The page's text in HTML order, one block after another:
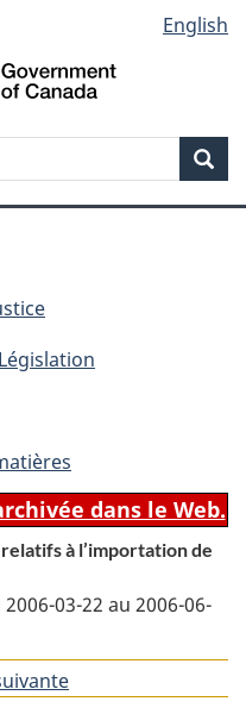
au
contenu
la
English
Législation
dans le Web.
à l’importation de
03-22 au 2006-06-